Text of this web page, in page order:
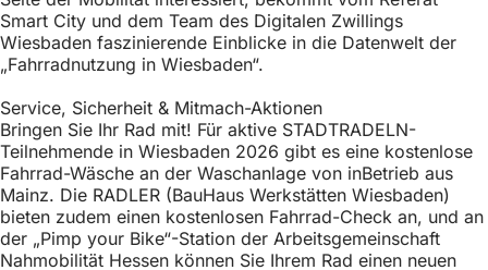
i
e
r
:
Smart City und dem Team des Digitalen Zwillings
Wiesbaden faszinierende Einblicke in die Datenwelt der
„Fahrradnutzung in Wiesbaden“.
Service, Sicherheit & Mitmach-Aktionen
Bringen Sie Ihr Rad mit! Für aktive STADTRADELN-
Teilnehmende in Wiesbaden 2026 gibt es eine kostenlose
Fahrrad-Wäsche an der Waschanlage von inBetrieb aus
Mainz. Die RADLER (BauHaus Werkstätten Wiesbaden)
bieten zudem einen kostenlosen Fahrrad-Check an, und an
der „Pimp your Bike“-Station der Arbeitsgemeinschaft
Nahmobilität Hessen können Sie Ihrem Rad einen neuen